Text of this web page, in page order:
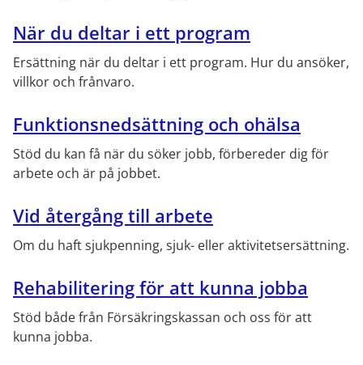
När du deltar i ett program
Ersättning när du deltar i ett program. Hur du ansöker,
villkor och frånvaro.
Funktionsnedsättning och ohälsa
Stöd du kan få när du söker jobb, förbereder dig för
arbete och är på jobbet.
Vid återgång till arbete
Om du haft sjukpenning, sjuk- eller aktivitetsersättning.
Rehabilitering för att kunna jobba
Stöd både från Försäkringskassan och oss för att
kunna jobba.